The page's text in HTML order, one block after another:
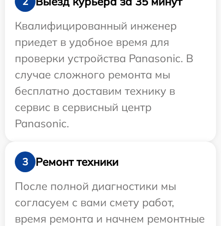
Квалифицированный инженер
приедет в удобное время для
проверки устройства Panasonic. В
случае сложного ремонта мы
бесплатно доставим технику в
сервис в сервисный центр
Panasonic.
3
Ремонт техники
После полной диагностики мы
согласуем с вами смету работ,
время ремонта и начнем ремонтные